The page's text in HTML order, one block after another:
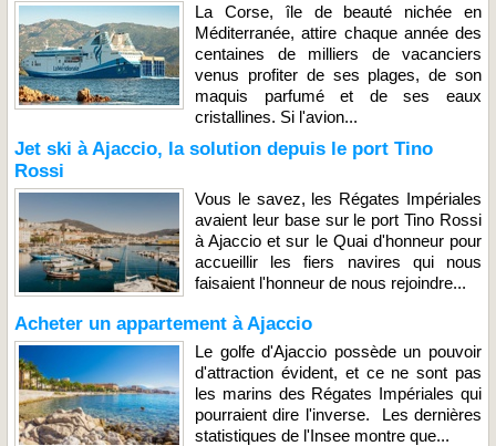
La Corse, île de beauté nichée en
Méditerranée, attire chaque année des
centaines de milliers de vacanciers
venus profiter de ses plages, de son
maquis parfumé et de ses eaux
cristallines. Si l'avion...
Jet ski à Ajaccio, la solution depuis le port Tino
Rossi
Vous le savez, les Régates Impériales
avaient leur base sur le port Tino Rossi
à Ajaccio et sur le Quai d'honneur pour
accueillir les fiers navires qui nous
faisaient l'honneur de nous rejoindre...
Acheter un appartement à Ajaccio
Le golfe d'Ajaccio possède un pouvoir
d'attraction évident, et ce ne sont pas
les marins des Régates Impériales qui
pourraient dire l'inverse. Les dernières
statistiques de l'Insee montre que...